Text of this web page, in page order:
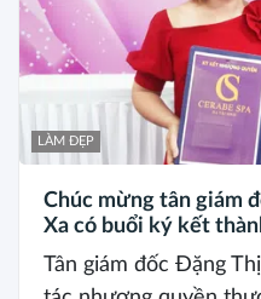
LÀM ĐẸP
Chúc mừng tân giám
Xa có buổi ký kết
Tân giám đốc Đặng